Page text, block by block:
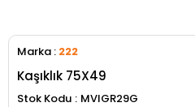
Marka : 222
Kaşıklık 75X49
Stok Kodu
MVIGR29G